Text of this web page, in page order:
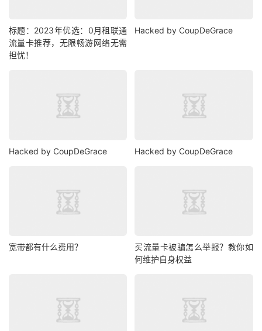
标题：2023年优选：0月租联通
流量卡推荐，无限畅游网络无需
担忧！
Hacked by CoupDeGrace
Hacked by CoupDeGrace Hacked by CoupDeGrace
宽带都有什么费用？
买流量卡被骗怎么举报？教你如
何维护自身权益